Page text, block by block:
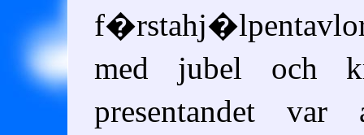
med jubel och
presentandet